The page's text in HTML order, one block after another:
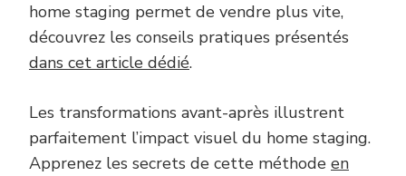
home staging permet de vendre plus vite,
découvrez les conseils pratiques présentés
dans cet article dédié.
Les transformations avant-après illustrent
parfaitement l’impact visuel du home staging.
Apprenez les secrets de cette méthode en